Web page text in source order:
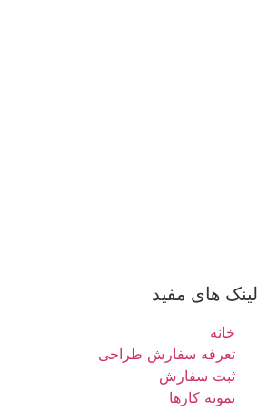
لینک های مفید
خانه
تعرفه سفارش طراحی
ثبت سفارش
نمونه کارها